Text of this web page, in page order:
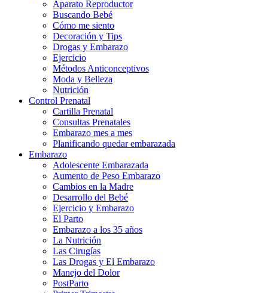
Aparato Reproductor
Buscando Bebé
Cómo me siento
Decoración y Tips
Drogas y Embarazo
Ejercicio
Métodos Anticonceptivos
Moda y Belleza
Nutrición
Control Prenatal
Cartilla Prenatal
Consultas Prenatales
Embarazo mes a mes
Planificando quedar embarazada
Embarazo
Adolescente Embarazada
Aumento de Peso Embarazo
Cambios en la Madre
Desarrollo del Bebé
Ejercicio y Embarazo
El Parto
Embarazo a los 35 años
La Nutrición
Las Cirugías
Las Drogas y El Embarazo
Manejo del Dolor
PostParto